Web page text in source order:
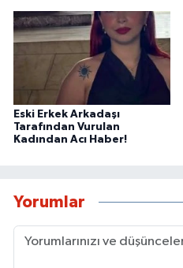
Eski Erkek Arkadaşı
Tarafından Vurulan
Kadından Acı Haber!
Yorumlar